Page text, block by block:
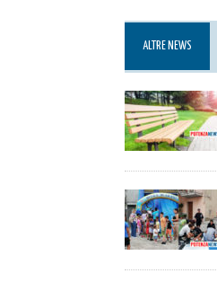
ALTRE NEWS